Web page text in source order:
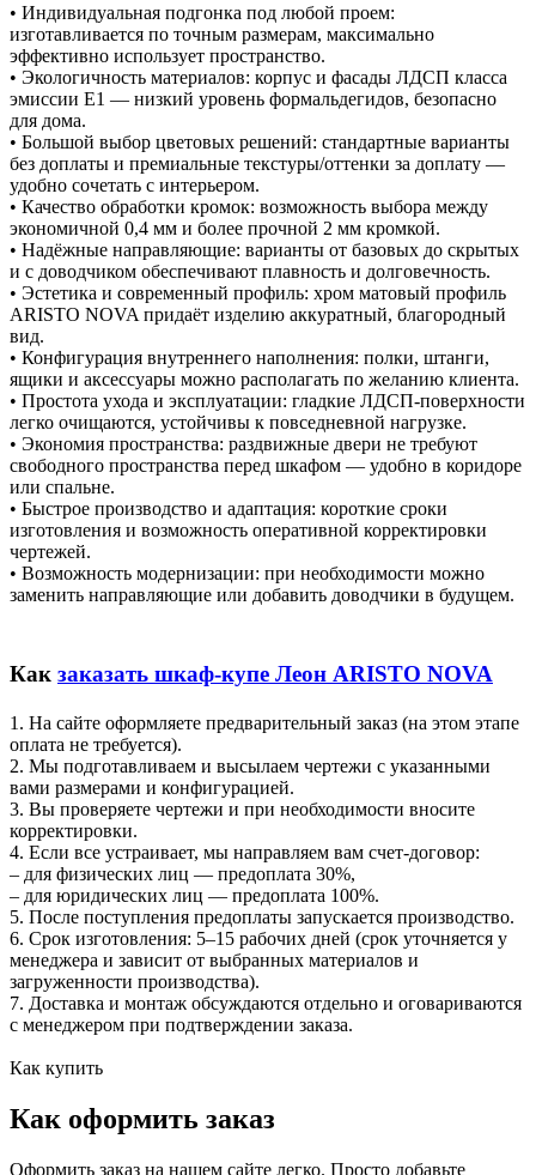
• Индивидуальная подгонка под любой проем:
изготавливается по точным размерам, максимально
эффективно использует пространство.
• Экологичность материалов: корпус и фасады ЛДСП класса
эмиссии E1 — низкий уровень формальдегидов, безопасно
для дома.
• Большой выбор цветовых решений: стандартные варианты
без доплаты и премиальные текстуры/оттенки за доплату —
удобно сочетать с интерьером.
• Качество обработки кромок: возможность выбора между
экономичной 0,4 мм и более прочной 2 мм кромкой.
• Надёжные направляющие: варианты от базовых до скрытых
и с доводчиком обеспечивают плавность и долговечность.
• Эстетика и современный профиль: хром матовый профиль
ARISTO NOVA придаёт изделию аккуратный, благородный
вид.
• Конфигурация внутреннего наполнения: полки, штанги,
ящики и аксессуары можно располагать по желанию клиента.
• Простота ухода и эксплуатации: гладкие ЛДСП-поверхности
легко очищаются, устойчивы к повседневной нагрузке.
• Экономия пространства: раздвижные двери не требуют
свободного пространства перед шкафом — удобно в коридоре
или спальне.
• Быстрое производство и адаптация: короткие сроки
изготовления и возможность оперативной корректировки
чертежей.
• Возможность модернизации: при необходимости можно
заменить направляющие или добавить доводчики в будущем.
Как заказать шкаф-купе Леон ARISTO NOVA
1. На сайте оформляете предварительный заказ (на этом этапе
оплата не требуется).
2. Мы подготавливаем и высылаем чертежи с указанными
вами размерами и конфигурацией.
3. Вы проверяете чертежи и при необходимости вносите
корректировки.
4. Если все устраивает, мы направляем вам счет‑договор:
– для физических лиц — предоплата 30%,
– для юридических лиц — предоплата 100%.
5. После поступления предоплаты запускается производство.
6. Срок изготовления: 5–15 рабочих дней (срок уточняется у
менеджера и зависит от выбранных материалов и
загруженности производства).
7. Доставка и монтаж обсуждаются отдельно и оговариваются
с менеджером при подтверждении заказа.
Как купить
Как оформить заказ
Оформить заказ на нашем сайте легко. Просто добавьте